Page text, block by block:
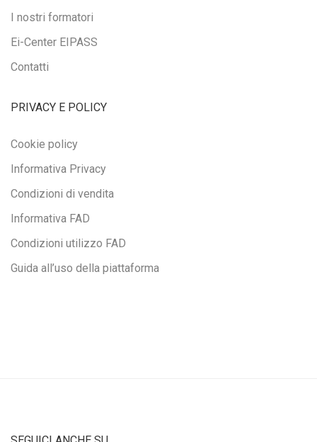
I nostri formatori
Ei-Center EIPASS
Contatti
PRIVACY E POLICY
Cookie policy
Informativa Privacy
Condizioni di vendita
Informativa FAD
Condizioni utilizzo FAD
Guida all’uso della piattaforma